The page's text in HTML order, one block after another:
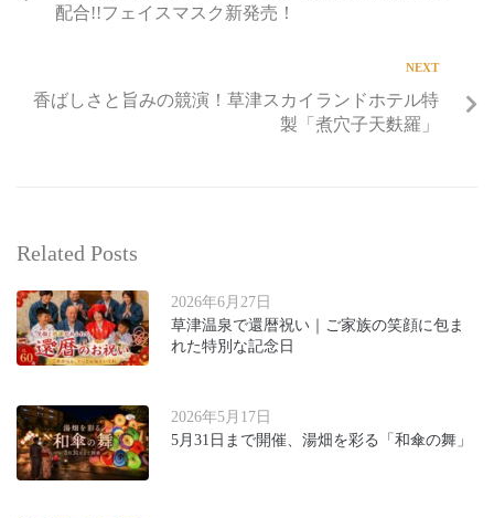
配合!!フェイスマスク新発売！
NEXT
香ばしさと旨みの競演！草津スカイランドホテル特
製「煮穴子天麩羅」
Related Posts
2026年6月27日
草津温泉で還暦祝い｜ご家族の笑顔に包ま
れた特別な記念日
2026年5月17日
5月31日まで開催、湯畑を彩る「和傘の舞」